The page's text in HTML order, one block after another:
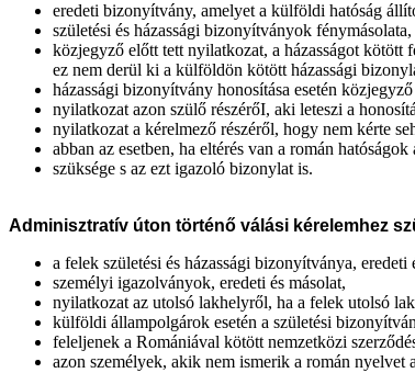
eredeti bizonyítvány, amelyet a külföldi hatóság
születési és házassági bizonyítványok
közjegyző előtt tett nyilatkozat, a házasságot kötött
ez nem derül ki a külföldön kötött házassági
házassági bizonyítvány honosítása esetén
nyilatkozat azon szülő részérőI, aki leteszi a
nyilatkozat a kérelmező részéről, hogy nem kérte
abban az esetben, ha eltérés van a román
szüksége s az ezt igazoló bizonylat is.
Adminisztratív úton történő válási kérelemhez
a felek születési és házassági bizonyítványa, eredeti
személyi igazolványok, eredeti és másolat,
nyilatkozat az utolsó lakhelyről, ha a felek utolsó
külföldi állampolgárok esetén a születési
feleljenek a Romániával kötött nemzetközi
azon személyek, akik nem ismerik a román